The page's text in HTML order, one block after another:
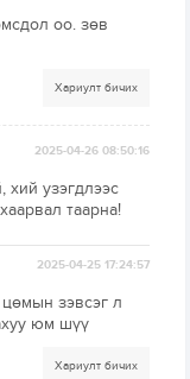
оо. зөв
Хариулт бичих
2025-04-26 08:50:16
хий узэгдлээс
таарна!
2025-04-25 17:24:57
зэвсэг л
юм шүү
Хариулт бичих